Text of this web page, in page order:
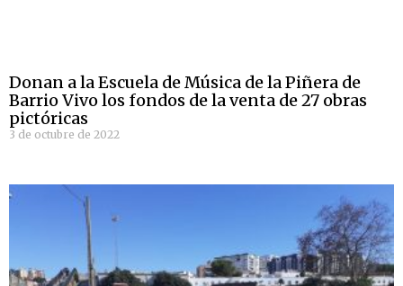
Donan a la Escuela de Música de la Piñera de
Barrio Vivo los fondos de la venta de 27 obras
pictóricas
3 de octubre de 2022